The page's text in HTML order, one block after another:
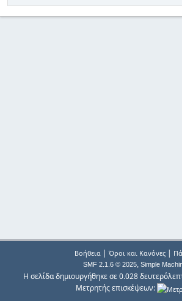
Βοήθεια| Όροι και Κανόνες|
SMF 2.1.6 © 2025, Simple
Η σελίδα δημιουργήθηκε σε 0.028
Μετρητής επισκέψεων: